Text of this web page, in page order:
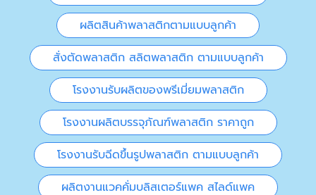
ผลิตสินค้าพลาสติกตามแบบลูกค้า
สั่งตัดพลาสติก สลิตพลาสติก ตามแบบลูกค้า
โรงงานรับผลิตของพรีเมี่ยมพลาสติก
โรงงานผลิตบรรจุภัณฑ์พลาสติก ราคาถูก
โรงงานรับฉีดขึ้นรูปพลาสติก ตามแบบลูกค้า
ผลิตงานแวคคั่มบลิสเตอร์แพค สไลด์แพค